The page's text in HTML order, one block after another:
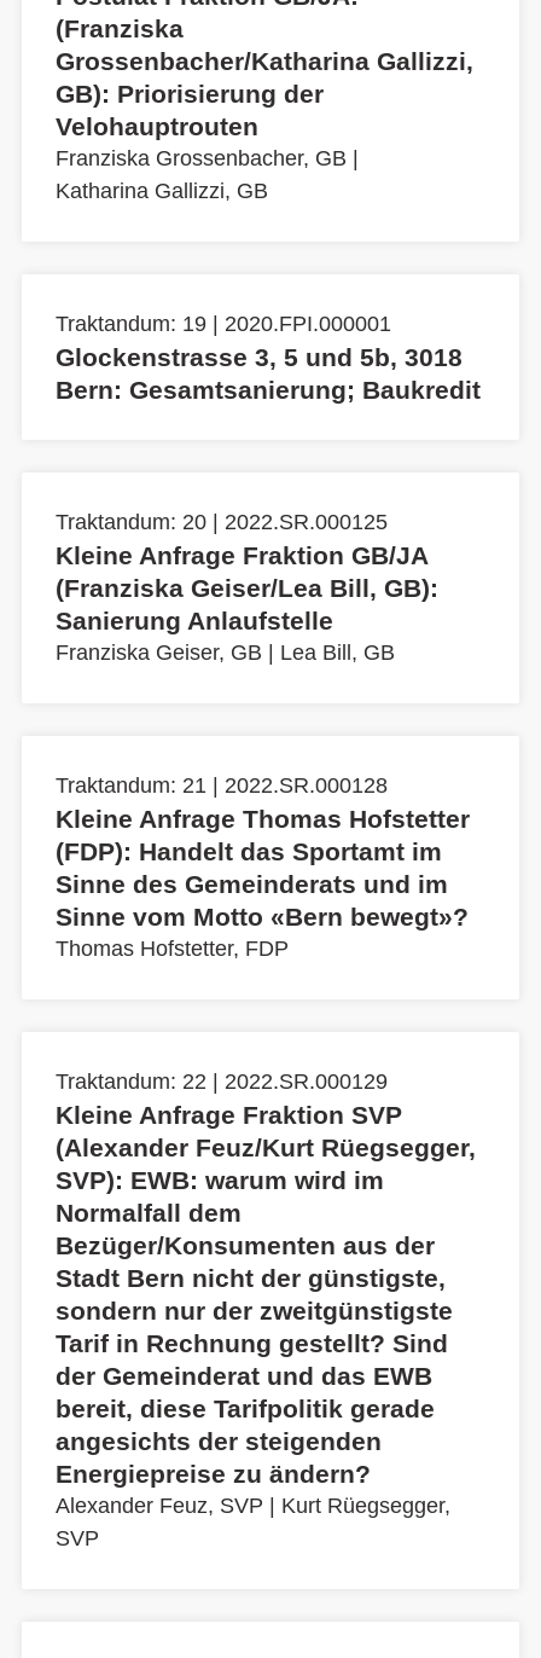
(Franziska
Grossenbacher/Katharina Gallizzi,
GB): Priorisierung der
Velohauptrouten
Franziska Grossenbacher, GB
Katharina Gallizzi, GB
Traktandum: 19 | 2020.FPI.000001
Glockenstrasse 3, 5 und 5b, 3018
Bern: Gesamtsanierung; Baukredit
Traktandum: 20 | 2022.SR.000125
Kleine Anfrage Fraktion GB/JA
(Franziska Geiser/Lea Bill, GB):
Sanierung Anlaufstelle
Franziska Geiser, GB Lea Bill, GB
Traktandum: 21 | 2022.SR.000128
Kleine Anfrage Thomas Hofstetter
(FDP): Handelt das Sportamt im
Sinne des Gemeinderats und im
Sinne vom Motto «Bern bewegt»?
Thomas Hofstetter, FDP
Traktandum: 22 | 2022.SR.000129
Kleine Anfrage Fraktion SVP
(Alexander Feuz/Kurt Rüegsegger,
SVP): EWB: warum wird im
Normalfall dem
Bezüger/Konsumenten aus der
Stadt Bern nicht der günstigste,
sondern nur der zweitgünstigste
Tarif in Rechnung gestellt? Sind
der Gemeinderat und das EWB
bereit, diese Tarifpolitik gerade
angesichts der steigenden
Energiepreise zu ändern?
Alexander Feuz, SVP
Kurt Rüegsegger,
SVP